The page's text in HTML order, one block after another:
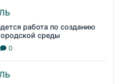
работа по созданию
среды
0